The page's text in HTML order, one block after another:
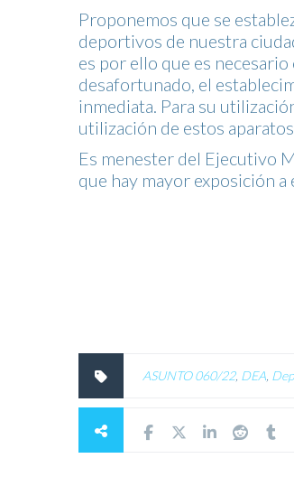
Proponemos que se
deportivos de nuestra
es por ello que es
desafortunado, el
inmediata. Para su
utilización de estos
Es menester del Ejecutivo
que hay mayor exposición
ASUNTO 060/22, DEA